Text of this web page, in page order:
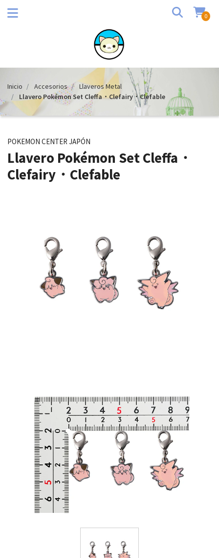
0
Inicio Accesorios
Llaveros Metal
Llavero Pokémon Set Cleffa・Clefairy・Clefable
POKEMON CENTER JAPÓN
Llavero Pokémon Set Cleffa・
Clefairy・Clefable